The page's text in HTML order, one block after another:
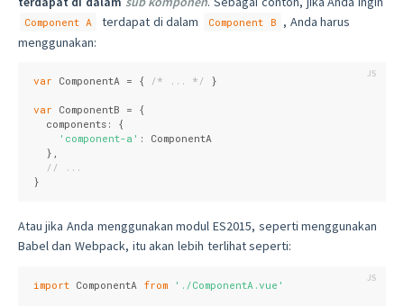
Component A terdapat di dalam Component B , Anda harus
menggunakan:
var ComponentA = { /* ... */ }
var ComponentB = {
components : {
'component-a' : ComponentA
  },
// ...
}
Atau jika Anda menggunakan modul ES2015, seperti menggunakan
Babel dan Webpack, itu akan lebih terlihat seperti:
import ComponentA from './ComponentA.vue'